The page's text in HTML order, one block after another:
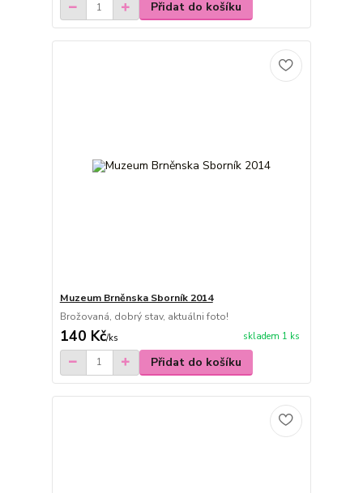
Přidat do košíku
Muzeum Brněnska Sborník 2014
Brožovaná, dobrý stav, aktuálni foto!
140 Kč/ks skladem 1 ks
Přidat do košíku